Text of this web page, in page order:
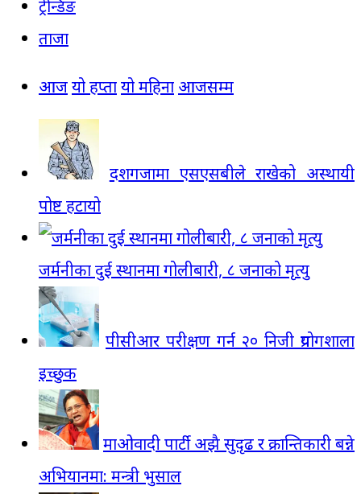
ट्रेन्डिङ
ताजा
आजयो हप्तायो महिना आजसम्म
दशगजामा एसएसबीले राखेको अस्थायी
पोष्ट हटायो
जर्मनीका दुई स्थानमा गोलीबारी, ८ जनाको मृत्यु
पीसीआर परीक्षण गर्न २० निजी प्रयोगशाला
इच्छुक
माओवादी पार्टी अझै सुदृढ र क्रान्तिकारी बन्ने
अभियानमा: मन्त्री भुसाल